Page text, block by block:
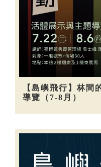
【島嶼飛行】林間
導覽（7-8月）